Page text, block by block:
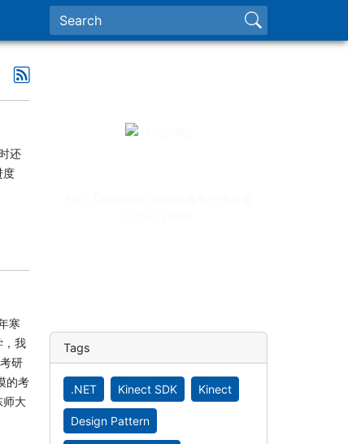
还
度
寒
，我
研
的考
师大
Tags
.NET Kinect SDK Kinect
Design Pattern